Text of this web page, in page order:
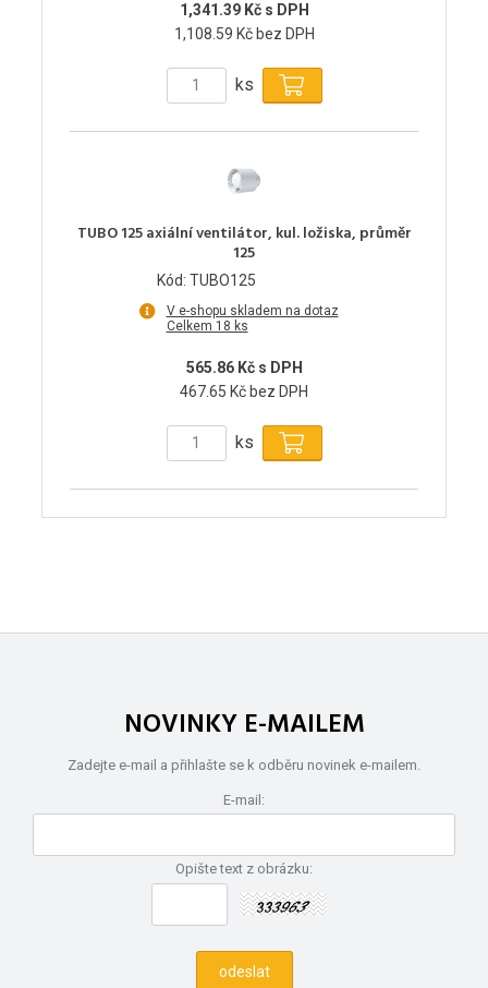
1,341.39 Kč s DPH
1,108.59 Kč bez DPH
ks
TUBO 125 axiální ventilátor, kul. ložiska, průměr
125
Kód: TUBO125
V e-shopu skladem na dotaz
Celkem 18 ks
565.86 Kč s DPH
467.65 Kč bez DPH
ks
NOVINKY E-MAILEM
Zadejte e-mail a přihlašte se k odběru novinek e-mailem.
E-mail:
Opište text z obrázku: